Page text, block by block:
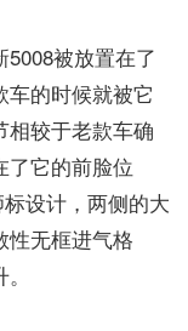
被放置在了
车的时候就被它
相较于老款车确
了它的前脸位
设计，两侧的大
性无框进气格